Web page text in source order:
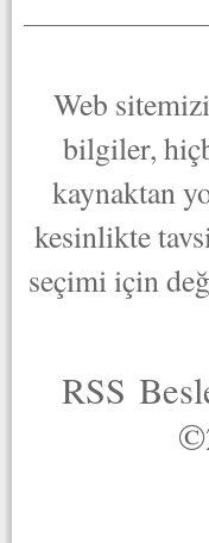
Web
bilgiler,
kaynaktan
kesinlikte
seçimi için
RSS